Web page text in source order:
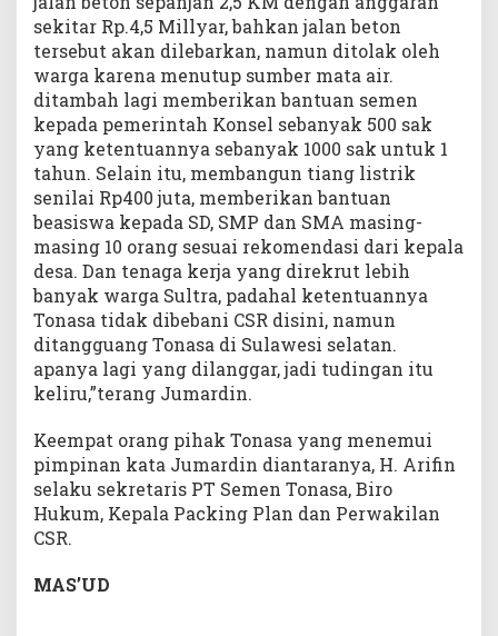
sekitar Rp.4,5 Millyar, bahkan jalan beton
tersebut akan dilebarkan, namun ditolak oleh
warga karena menutup sumber mata air.
ditambah lagi memberikan bantuan semen
kepada pemerintah Konsel sebanyak 500 sak
yang ketentuannya sebanyak 1000 sak untuk 1
tahun. Selain itu, membangun tiang listrik
senilai Rp400 juta, memberikan bantuan
beasiswa kepada SD, SMP dan SMA masing-
masing 10 orang sesuai rekomendasi dari kepala
desa. Dan tenaga kerja yang direkrut lebih
banyak warga Sultra, padahal ketentuannya
Tonasa tidak dibebani CSR disini, namun
ditangguang Tonasa di Sulawesi selatan.
apanya lagi yang dilanggar, jadi tudingan itu
keliru,”terang Jumardin.
Keempat orang pihak Tonasa yang menemui
pimpinan kata Jumardin diantaranya, H. Arifin
selaku sekretaris PT Semen Tonasa, Biro
Hukum, Kepala Packing Plan dan Perwakilan
CSR.
MAS’UD